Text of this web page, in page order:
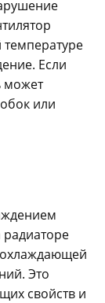
Если
может
или
охлаждающей
Это
свойств и